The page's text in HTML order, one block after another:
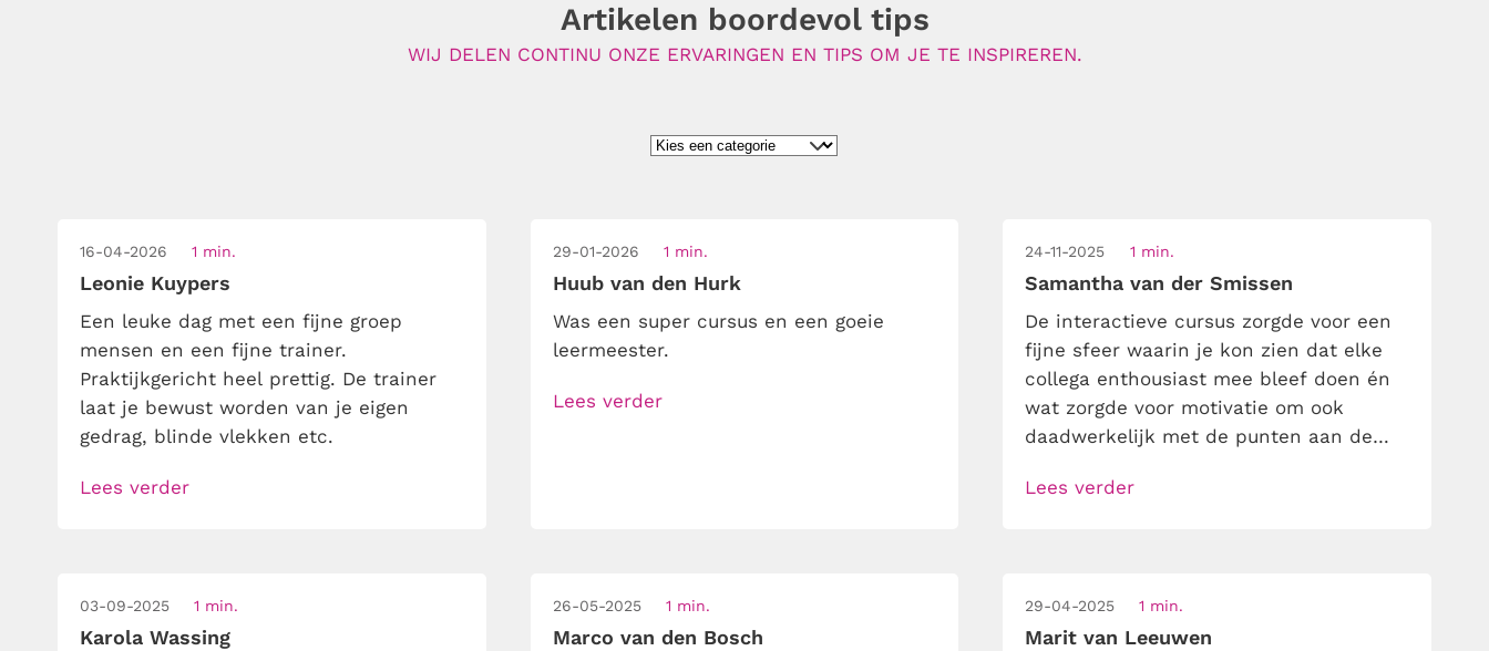
Artikelen boordevol tips
WIJ DELEN CONTINU ONZE ERVARINGEN EN TIPS OM JE TE INSPIREREN.
16-04-2026 1 min.
Leonie Kuypers
Een leuke dag met een fijne groep
mensen en een fijne trainer.
Praktijkgericht heel prettig. De trainer
laat je bewust worden van je eigen
gedrag, blinde vlekken etc.
Lees verder
29-01-2026 1 min.
Huub van den Hurk
Was een super cursus en een goeie
leermeester.
Lees verder
24-11-2025 1 min.
Samantha van der Smissen
De interactieve cursus zorgde voor een
fijne sfeer waarin je kon zien dat elke
collega enthousiast mee bleef doen én
wat zorgde voor motivatie om ook
daadwerkelijk met de punten aan de
Lees verder
03-09-2025 1 min.
Karola Wassing
26-05-2025 1 min.
Marco van den Bosch
29-04-2025 1 min.
Marit van Leeuwen